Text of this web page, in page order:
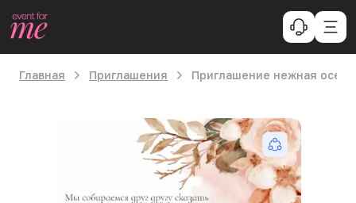
Главная Приглашения Приглашение нежная осень